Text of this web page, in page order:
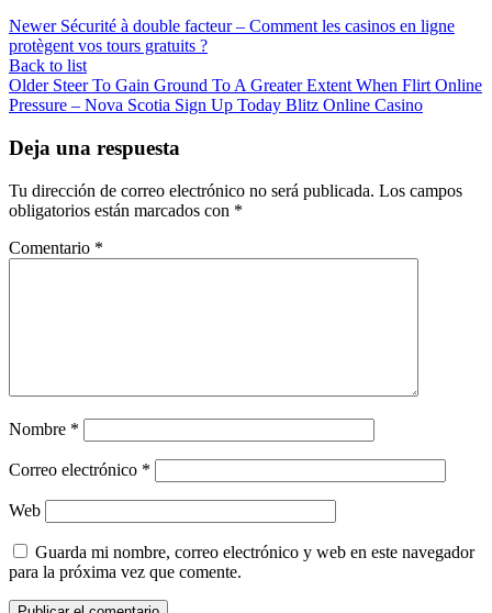
Newer Sécurité à double facteur – Comment les casinos en ligne
protègent vos tours gratuits ?
Back to list
Older Steer To Gain Ground To A Greater Extent When Flirt Online
Pressure – Nova Scotia Sign Up Today Blitz Online Casino
Deja una respuesta
Tu dirección de correo electrónico no será publicada. Los campos
obligatorios están marcados con *
Comentario *
Nombre *
Correo electrónico *
Web
Guarda mi nombre, correo electrónico y web en este navegador
para la próxima vez que comente.